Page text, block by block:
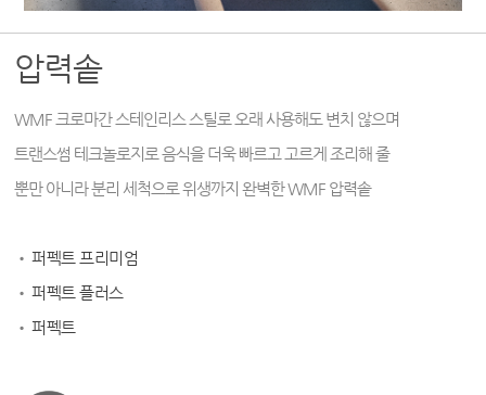
압력솥
WMF 크로마간 스테인리스 스틸로 오래 사용해도 변치 않으며
트랜스썸 테크놀로지로 음식을 더욱 빠르고 고르게 조리해 줄
뿐만 아니라 분리 세척으로 위생까지 완벽한 WMF 압력솥
•퍼펙트 프리미엄
•퍼펙트 플러스
•퍼펙트